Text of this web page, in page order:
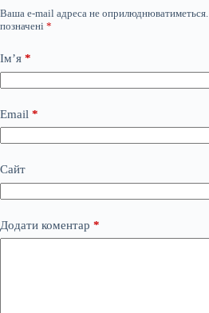
Ваша e-mail адреса не оприлюднюватиметься.
позначені *
Ім’я *
Email *
Сайт
Додати коментар *